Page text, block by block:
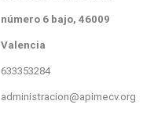
número 6 bajo, 46009
Valencia
633353284
administracion@apimecv.org